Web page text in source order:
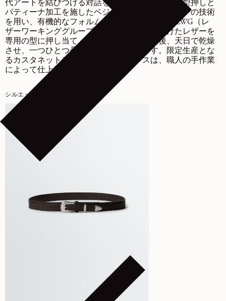
代アートを結びつける対話を描き出しています。型押しと
パティーナ加工を施したベジタブルタンニンレザーの技術
を用い、有機的なフォルムを模索しています。 LWG（レ
ザーワーキンググループ）シルバー認証を受けたレザーを
専用の型に押し当て、職人の手で成形した後、天日で乾燥
させ、一つひとつ丹念に作り上げられます。限定生産とな
るカスタネットモチーフのコインパースは、職人の手作業
によって仕上げられています。
シルエット